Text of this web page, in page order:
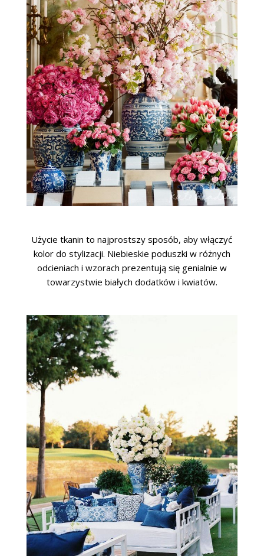
Użycie tkanin to najprostszy sposób, aby włączyć
kolor do stylizacji. Niebieskie poduszki w różnych
odcieniach i wzorach prezentują się genialnie w
towarzystwie białych dodatków i kwiatów.